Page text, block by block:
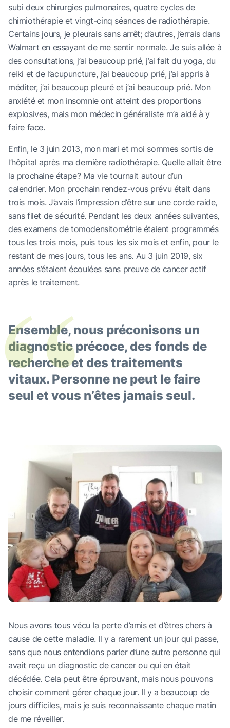
subi deux chirurgies pulmonaires, quatre cycles de
chimiothérapie et vingt-cinq séances de radiothérapie.
Certains jours, je pleurais sans arrêt; d’autres, j’errais dans
Walmart en essayant de me sentir normale. Je suis allée à
des consultations, j’ai beaucoup prié, j’ai fait du yoga, du
reiki et de l’acupuncture, j’ai beaucoup prié, j’ai appris à
méditer, j’ai beaucoup pleuré et j’ai beaucoup prié. Mon
anxiété et mon insomnie ont atteint des proportions
explosives, mais mon médecin généraliste m’a aidé à y
faire face.
Enfin, le 3 juin 2013, mon mari et moi sommes sortis de
l’hôpital après ma dernière radiothérapie. Quelle allait être
la prochaine étape? Ma vie tournait autour d’un
calendrier. Mon prochain rendez-vous prévu était dans
trois mois. J’avais l’impression d’être sur une corde raide,
sans filet de sécurité. Pendant les deux années suivantes,
des examens de tomodensitométrie étaient programmés
tous les trois mois, puis tous les six mois et enfin, pour le
restant de mes jours, tous les ans. Au 3 juin 2019, six
années s’étaient écoulées sans preuve de cancer actif
après le traitement.
Ensemble, nous préconisons un
diagnostic précoce, des fonds de
recherche et des traitements
vitaux. Personne ne peut le faire
seul et vous n’êtes jamais seul.
“
Nous avons tous vécu la perte d’amis et d’êtres chers à
cause de cette maladie. Il y a rarement un jour qui passe,
sans que nous entendions parler d’une autre personne qui
avait reçu un diagnostic de cancer ou qui en était
décédée. Cela peut être éprouvant, mais nous pouvons
choisir comment gérer chaque jour. Il y a beaucoup de
jours difficiles, mais je suis reconnaissante chaque matin
de me réveiller.